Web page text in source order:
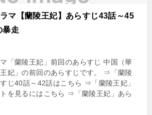
マ【蘭陵王妃】あらすじ43話～45
暴走
「蘭陵王妃」前回のあらすじ 中国（華
妃」の前回のあらすじです。 ⇒「蘭陵
じ40話～42話はこちら ⇒「蘭陵王妃」
を見るにはこちら ⇒「蘭陵王妃」あら